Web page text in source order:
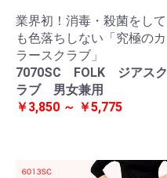
業界初！消毒・殺菌をして
も色落ちしない「究極のカ
ラースクラブ」
7070SC FOLK ジアスク
ラブ 男女兼用
￥3,850 ～ ￥5,775